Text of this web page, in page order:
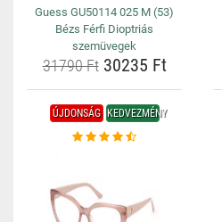
Guess GU50114 025 M (53)
Bézs Férfi Dioptriás
szemüvegek
31790 Ft30235 Ft
ÚJDONSÁG KEDVEZMÉNY